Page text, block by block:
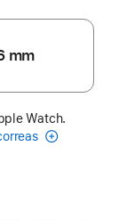
mm
Watch.